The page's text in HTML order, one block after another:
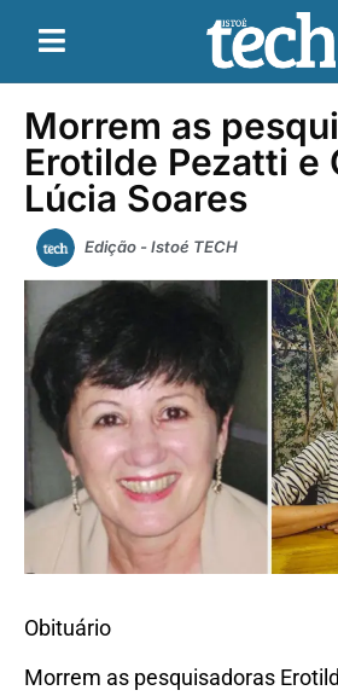
Morrem as
Erotilde Pezatti e
Lúcia Soares
Edição - Istoé TECH
Obituário
Morrem as pesquisadoras